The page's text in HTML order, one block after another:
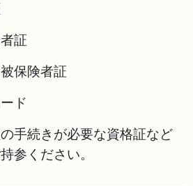
証
保険者証
ド
手続きが必要な資格証など
参ください。